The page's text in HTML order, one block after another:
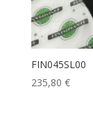
FIN045SL00
235,80 €